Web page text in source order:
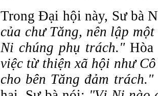
Trong Đại hội này, Sư bà
của chư Tăng, nên lập
Ni chúng phụ trách."Hòa
việc từ thiện xã hội như
cho bên Tăng đảm trách."